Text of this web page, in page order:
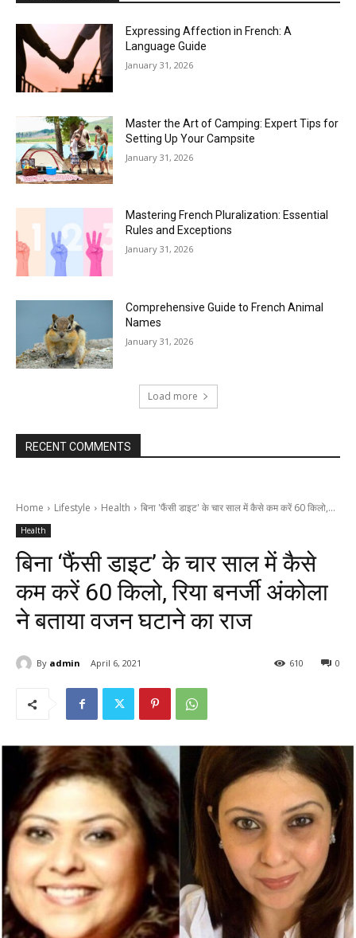
Expressing Affection in French: A
Language Guide
January 31, 2026
Master the Art of Camping: Expert Tips for
Setting Up Your Campsite
January 31, 2026
Mastering French Pluralization: Essential
Rules and Exceptions
January 31, 2026
Comprehensive Guide to French Animal
Names
January 31, 2026
Load more
RECENT COMMENTS